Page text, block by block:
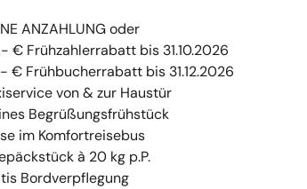
ANZAHLUNG oder
€ Frühzahlerrabatt bis 31.10.2026
€ Frühbucherrabatt bis 31.12.2026
von & zur Haustür
Begrüßungsfrühstück
im Komfortreisebus
à 20 kg p.P.
Bordverpflegung